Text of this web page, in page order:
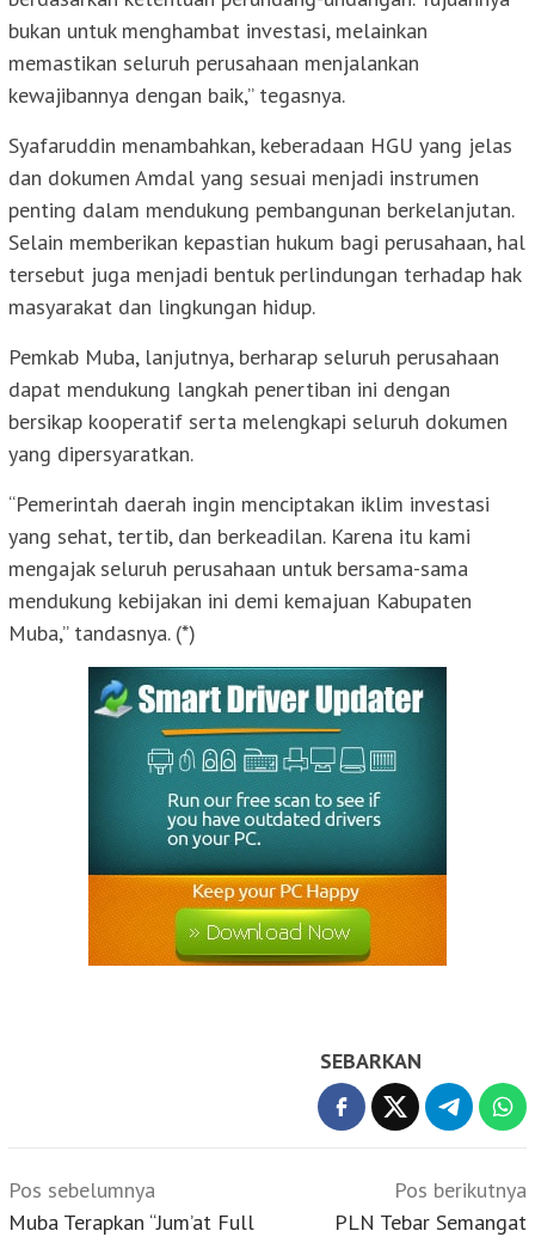
bukan untuk menghambat investasi, melainkan
memastikan seluruh perusahaan menjalankan
kewajibannya dengan baik,” tegasnya.
Syafaruddin menambahkan, keberadaan HGU yang jelas
dan dokumen Amdal yang sesuai menjadi instrumen
penting dalam mendukung pembangunan berkelanjutan.
Selain memberikan kepastian hukum bagi perusahaan, hal
tersebut juga menjadi bentuk perlindungan terhadap hak
masyarakat dan lingkungan hidup.
Pemkab Muba, lanjutnya, berharap seluruh perusahaan
dapat mendukung langkah penertiban ini dengan
bersikap kooperatif serta melengkapi seluruh dokumen
yang dipersyaratkan.
“Pemerintah daerah ingin menciptakan iklim investasi
yang sehat, tertib, dan berkeadilan. Karena itu kami
mengajak seluruh perusahaan untuk bersama-sama
mendukung kebijakan ini demi kemajuan Kabupaten
Muba,” tandasnya. (*)
SEBARKAN
Navigasi
pos
Pos sebelumnya
Muba Terapkan “Jum’at Full
Pos berikutnya
PLN Tebar Semangat